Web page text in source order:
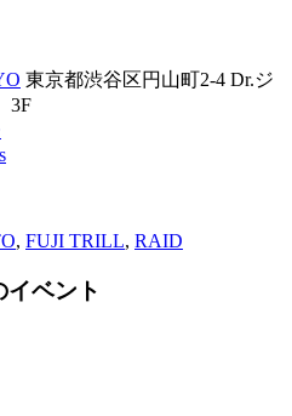
東京都渋谷区円山町2-4 Dr.ジ
3F
, FUJI TRILL, RAID
ベント